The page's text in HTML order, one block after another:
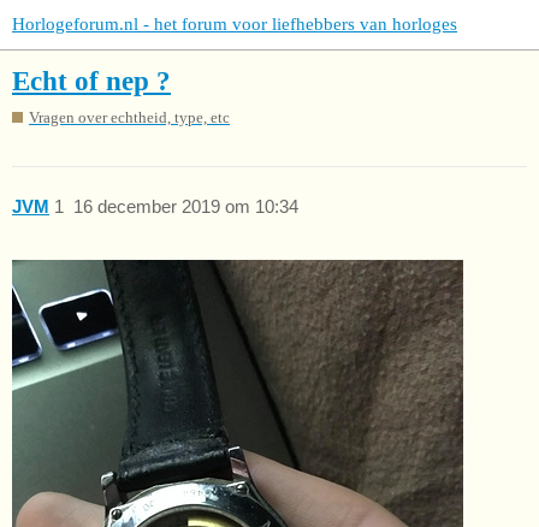
Horlogeforum.nl - het forum voor liefhebbers van horloges
Echt of nep ?
Vragen over echtheid, type, etc
JVM 16 december 2019 om 10:34
1